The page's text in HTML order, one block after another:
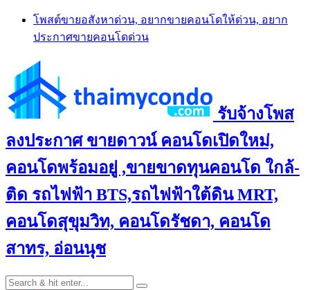
Skip
content
โพสต์ขายอสังหาด่วน, อยากขายคอนโดให้ด่วน, อยาก
ประกาศขายคอนโดด่วน
รับจ้างโพส
ลงประกาศ ขายดาวน์ คอนโดเปิดใหม่,
คอนโดพร้อมอยู่ ,ขายขาดทุนคอนโด ใกล้-
ติด รถไฟฟ้า BTS,รถไฟฟ้าใต้ดิน MRT,
คอนโดสุขุมวิท, คอนโดรัชดา, คอนโด
สาทร, อ่อนนุช